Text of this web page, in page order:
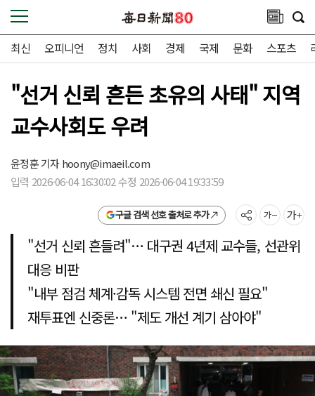
최신 오피니언 정치 사회 경제 국제 문화 스포츠
"선거 신뢰 흔든 초유의 사태" 지역
교수사회도 우려
윤정훈 기자hoony@imaeil.com
입력 2026-06-04 16:30:02 수정 2026-06-04 19:33:59
구글 검색 선호 출처로 추가
"선거 신뢰 흔들려"… 대구권 4년제 교수들, 선관위
대응 비판
"내부 점검 체계·감독 시스템 전면 쇄신 필요"
재투표엔 신중론… "제도 개선 계기 삼아야"